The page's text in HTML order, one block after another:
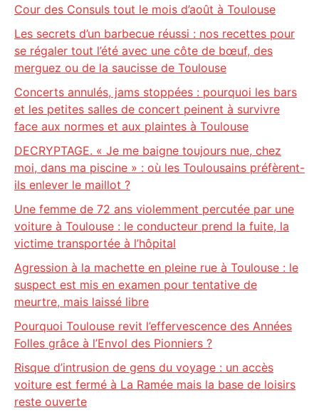
Cour des Consuls tout le mois d’août à Toulouse
Les secrets d’un barbecue réussi : nos recettes pour
se régaler tout l’été avec une côte de bœuf, des
merguez ou de la saucisse de Toulouse
Concerts annulés, jams stoppées : pourquoi les bars
et les petites salles de concert peinent à survivre
face aux normes et aux plaintes à Toulouse
DECRYPTAGE. « Je me baigne toujours nue, chez
moi, dans ma piscine » : où les Toulousains préfèrent-
ils enlever le maillot ?
Une femme de 72 ans violemment percutée par une
voiture à Toulouse : le conducteur prend la fuite, la
victime transportée à l’hôpital
Agression à la machette en pleine rue à Toulouse : le
suspect est mis en examen pour tentative de
meurtre, mais laissé libre
Pourquoi Toulouse revit l’effervescence des Années
Folles grâce à l’Envol des Pionniers ?
Risque d’intrusion de gens du voyage : un accès
voiture est fermé à La Ramée mais la base de loisirs
reste ouverte